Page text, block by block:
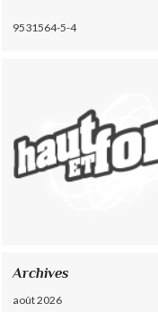
9531564-5-4
Archives
août 2026